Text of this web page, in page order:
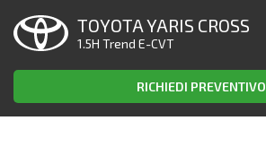
TOYOTA YARIS CROSS
1.5H Trend E-CVT
RICHIEDI PREVENTIVO